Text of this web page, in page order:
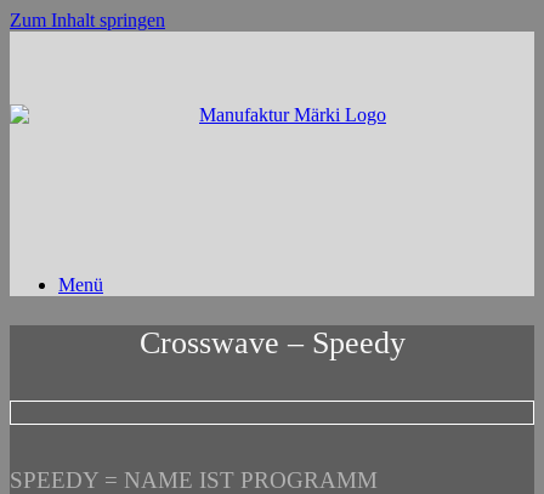
Zum Inhalt springen
Menü
Crosswave – Speedy
SPEEDY = NAME IST PROGRAMM